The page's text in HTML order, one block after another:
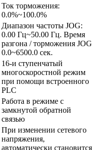
Ток торможения:
0.0%~100.0%
Диапазон частоты JOG:
0.00 Гц~50.00 Гц. Время
разгона / торможения JOG
0.0~6500.0 сек.
16-и ступенчатый
многоскоростной режим
при помощи встроенного
PLC
Работа в режиме с
замкнутой обратной
связью
При изменении сетевого
напряжения,
автоматически становится